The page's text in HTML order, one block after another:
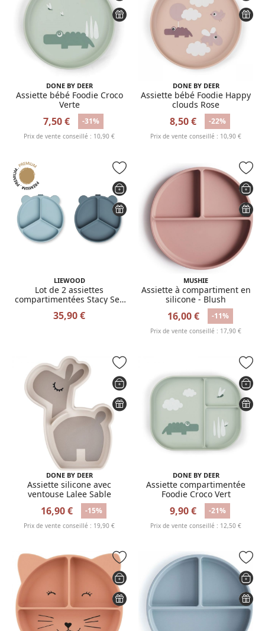
DONE BY DEER
Assiette bébé Foodie Croco
Verte
7,50 € -31%
Prix de vente conseillé : 10,90 €
DONE BY DEER
Assiette bébé Foodie Happy
clouds Rose
8,50 € -22%
Prix de vente conseillé : 10,90 €
LIEWOOD
Lot de 2 assiettes
compartimentées Stacy Sea
35,90 €
MUSHIE
Assiette à compartiment en
silicone - Blush
16,00 € -11%
Prix de vente conseillé : 17,90 €
DONE BY DEER
Assiette silicone avec
ventouse Lalee Sable
16,90 € -15%
Prix de vente conseillé : 19,90 €
DONE BY DEER
Assiette compartimentée
Foodie Croco Vert
9,90 € -21%
Prix de vente conseillé : 12,50 €